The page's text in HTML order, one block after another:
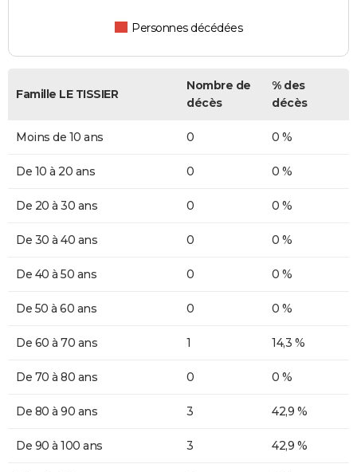
Personnes décédées
Famille LE TISSIER
Nombre de
décès
% des
décès
Moins de 10 ans 0 0 %
De 10 à 20 ans 0 0 %
De 20 à 30 ans 0 0 %
De 30 à 40 ans 0 0 %
De 40 à 50 ans 0 0 %
De 50 à 60 ans 0 0 %
De 60 à 70 ans 1 14,3 %
De 70 à 80 ans 0 0 %
De 80 à 90 ans 3 42,9 %
De 90 à 100 ans 3 42,9 %